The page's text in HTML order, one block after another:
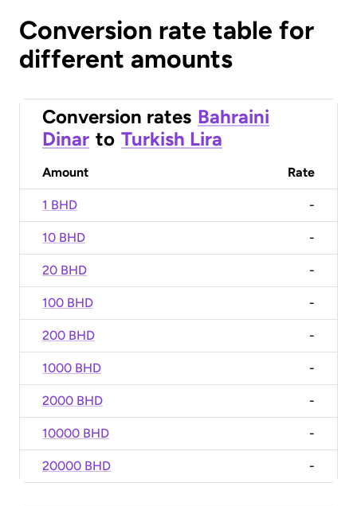
Conversion rate table for
different amounts
Conversion rates Bahraini
Dinar to Turkish Lira
Amount Rate
1 BHD -
10 BHD -
20 BHD -
100 BHD -
200 BHD -
1000 BHD -
2000 BHD -
10000 BHD -
20000 BHD -